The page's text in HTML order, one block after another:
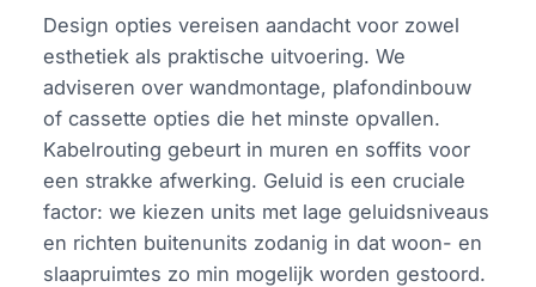
Design opties vereisen aandacht voor zowel
esthetiek als praktische uitvoering. We
adviseren over wandmontage, plafondinbouw
of cassette opties die het minste opvallen.
Kabelrouting gebeurt in muren en soffits voor
een strakke afwerking. Geluid is een cruciale
factor: we kiezen units met lage geluidsniveaus
en richten buitenunits zodanig in dat woon- en
slaapruimtes zo min mogelijk worden gestoord.